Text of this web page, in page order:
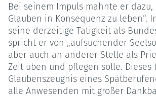
Bei seinem Impuls mahnte er dazu,
Glauben in Konsequenz zu leben“.
seine derzeitige Tätigkeit als
spricht er von „aufsuchender
aber auch an anderer Stelle als
Zeit üben und pflegen solle. Dieses
Glaubenszeugnis eines
alle Anwesenden mit großer